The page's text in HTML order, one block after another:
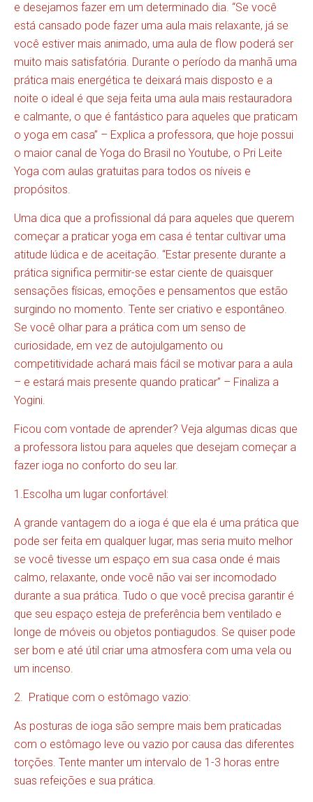
e desejamos fazer em um determinado dia. “Se você
está cansado pode fazer uma aula mais relaxante, já se
você estiver mais animado, uma aula de flow poderá ser
muito mais satisfatória. Durante o período da manhã uma
prática mais energética te deixará mais disposto e a
noite o ideal é que seja feita uma aula mais restauradora
e calmante, o que é fantástico para aqueles que praticam
o yoga em casa” – Explica a professora, que hoje possui
o maior canal de Yoga do Brasil no Youtube, o Pri Leite
Yoga com aulas gratuitas para todos os níveis e
propósitos.
Uma dica que a profissional dá para aqueles que querem
começar a praticar yoga em casa é tentar cultivar uma
atitude lúdica e de aceitação. “Estar presente durante a
prática significa permitir-se estar ciente de quaisquer
sensações físicas, emoções e pensamentos que estão
surgindo no momento. Tente ser criativo e espontâneo.
Se você olhar para a prática com um senso de
curiosidade, em vez de autojulgamento ou
competitividade achará mais fácil se motivar para a aula
– e estará mais presente quando praticar” – Finaliza a
Yogini.
Ficou com vontade de aprender? Veja algumas dicas que
a professora listou para aqueles que desejam começar a
fazer ioga no conforto do seu lar.
1.Escolha um lugar confortável:
A grande vantagem do a ioga é que ela é uma prática que
pode ser feita em qualquer lugar, mas seria muito melhor
se você tivesse um espaço em sua casa onde é mais
calmo, relaxante, onde você não vai ser incomodado
durante a sua prática. Tudo o que você precisa garantir é
que seu espaço esteja de preferência bem ventilado e
longe de móveis ou objetos pontiagudos. Se quiser pode
ser bom e até útil criar uma atmosfera com uma vela ou
um incenso.
2. Pratique com o estômago vazio:
As posturas de ioga são sempre mais bem praticadas
com o estômago leve ou vazio por causa das diferentes
torções. Tente manter um intervalo de 1-3 horas entre
suas refeições e sua prática.